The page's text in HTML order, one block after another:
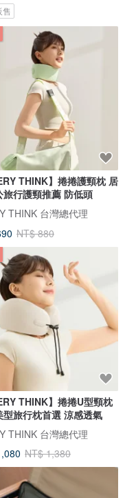
售
THINK】捲捲護頸枕 居
旅行護頸推薦 防低頭
THINK 台灣總代理
NT$ 880
THINK】捲捲U型頸枕
型旅行枕首選 涼感透氣
THINK 台灣總代理
NT$ 1,380